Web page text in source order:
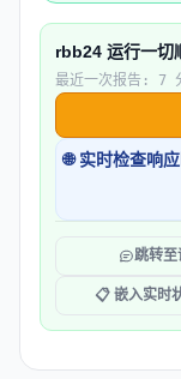
rbb24 运行一切
最近一次报告: 7
🌐 实时检查响
跳转至
📋 嵌入实时